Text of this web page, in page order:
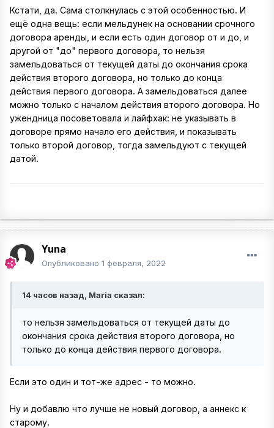
Кстати, да. Сама столкнулась с этой особенностью. И
ещё одна вещь: если мельдунек на основании срочного
договора аренды, и если есть один договор от и до, и
другой от "до" первого договора, то нельзя
замельдоваться от текущей даты до окончания срока
действия второго договора, но только до конца
действия первого договора. А замельдоваться далее
можно только с началом действия второго договора. Но
ужендница посоветовала и лайфхак: не указывать в
договоре прямо начало его действия, и показывать
только второй договор, тогда замельдуют с текущей
датой.
Yuna
Опубликовано 1 февраля, 2022
14 часов назад, Maria сказал:
то нельзя замельдоваться от текущей даты до
окончания срока действия второго договора, но
только до конца действия первого договора.
Если это один и тот-же адрес - то можно.
Ну и добавлю что лучше не новый договор, а аннекс к
старому.